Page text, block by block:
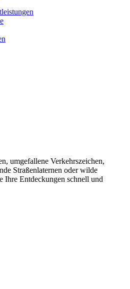
umgefallene Verkehrszeichen,
Straßenlaternen oder wilde
Ihre Entdeckungen schnell und